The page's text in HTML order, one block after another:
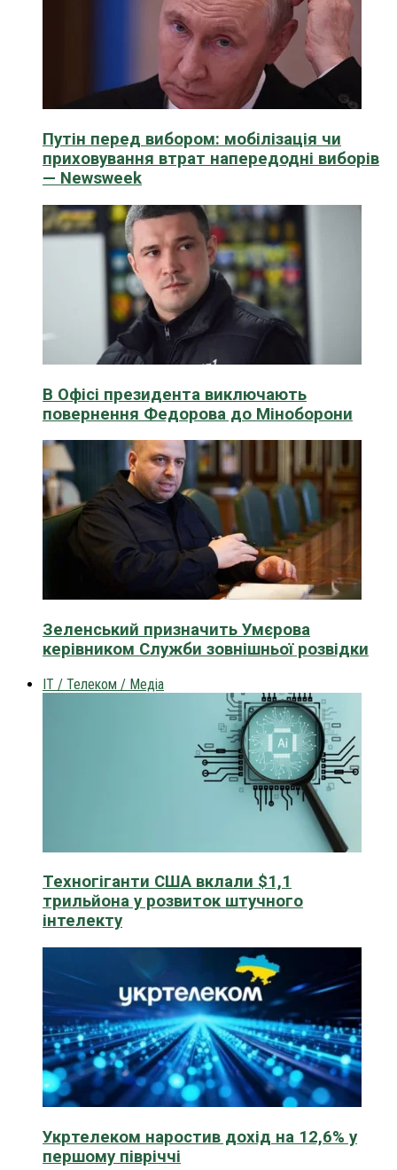
Путін перед вибором: мобілізація чи
приховування втрат напередодні виборів
— Newsweek
В Офісі президента виключають
повернення Федорова до Міноборони
Зеленський призначить Умєрова
керівником Служби зовнішньої розвідки
IT / Телеком / Медіа
Техногіганти США вклали $1,1
трильйона у розвиток штучного
інтелекту
Укртелеком наростив дохід на 12,6% у
першому півріччі